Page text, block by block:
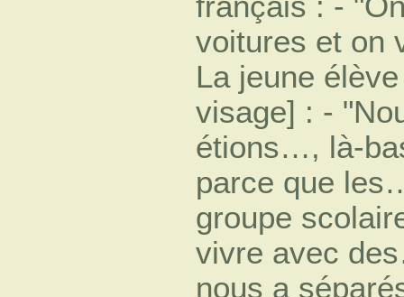
voitures et on
La jeune
visage] : -
étions…, là-
parce que
groupe
vivre avec
nous a